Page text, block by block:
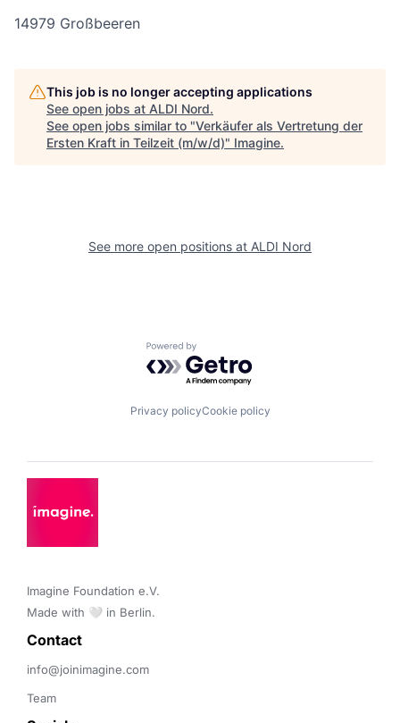
14979 Großbeeren
This job is no longer accepting applications
See open jobs at ALDI Nord.
See open jobs similar to "Verkäufer als Vertretung der
Ersten Kraft in Teilzeit (m/w/d)" Imagine.
See more open positions at ALDI Nord
Powered by Getro.com
Privacy policyCookie policy
Imagine Foundation e.V.
Made with 🤍 in Berlin.
Contact
info@joinimagine.com
Team